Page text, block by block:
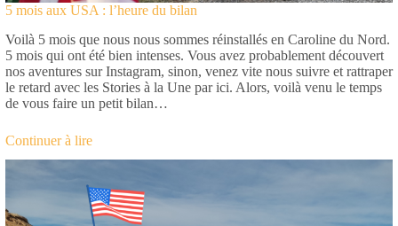
5 mois aux USA : l’heure du bilan
Voilà 5 mois que nous nous sommes réinstallés en Caroline du Nord.
5 mois qui ont été bien intenses. Vous avez probablement découvert
nos aventures sur Instagram, sinon, venez vite nous suivre et rattraper
le retard avec les Stories à la Une par ici. Alors, voilà venu le temps
de vous faire un petit bilan…
Continuer à lire